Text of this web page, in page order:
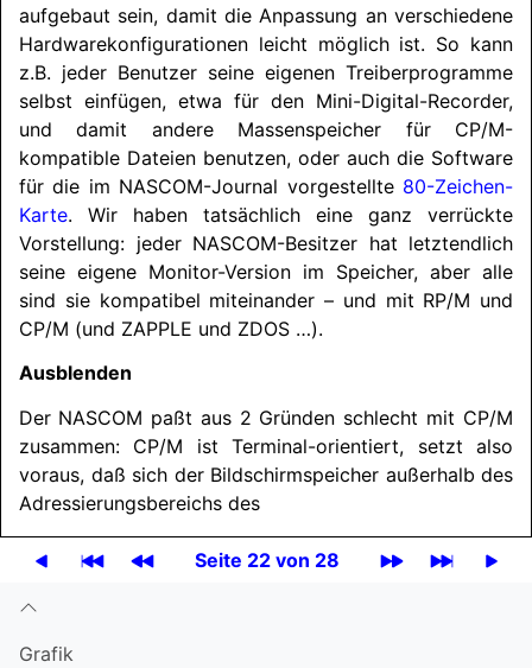
aufgebaut sein, damit die Anpassung an verschiedene
Hardwarekonfigurationen leicht möglich ist. So kann
z.B. jeder Benutzer seine eigenen Treiberprogramme
selbst einfügen, etwa für den Mini-Digital-Recorder,
und damit andere Massenspeicher für CP/M-
kompatible Dateien benutzen, oder auch die Software
für die im NASCOM-Journal vorgestellte 80-Zeichen-
Karte. Wir haben tatsächlich eine ganz verrückte
Vorstellung: jeder NASCOM-Besitzer hat letztendlich
seine eigene Monitor-Version im Speicher, aber alle
sind sie kompatibel miteinander – und mit RP/M und
CP/M (und ZAPPLE und ZDOS …).
Ausblenden
Der NASCOM paßt aus 2 Gründen schlecht mit CP/M
zusammen: CP/M ist Terminal-orientiert, setzt also
voraus, daß sich der Bildschirmspeicher außerhalb des
Adressierungsbereichs des
Seite 22 von 28
Grafik